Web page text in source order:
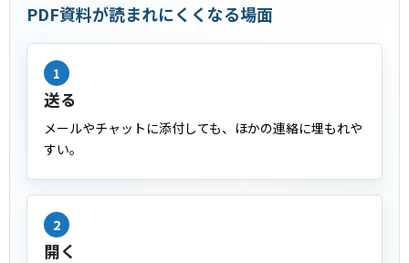
PDF資料が読まれにくくなる場面
1
送る
メールやチャットに添付しても、ほかの連絡に埋もれや
すい。
2
開く